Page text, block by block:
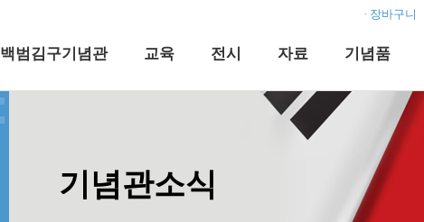
· 장바구니
백범김구기념관 교육 전시 자료 기념품
기념관소식